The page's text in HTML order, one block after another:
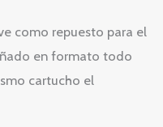
como repuesto para el
en formato todo
cartucho el